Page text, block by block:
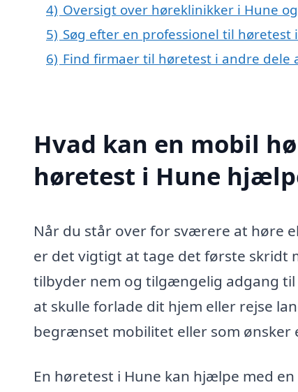
4) Oversigt over høreklinikker i Hune
5) Søg efter en professionel til
6) Find firmaer til høretest i andre dele
Hvad kan en mobil
høretest i Hune
Når du står over for sværere at høre
er det vigtigt at tage det første skridt
tilbyder nem og tilgængelig adgang
at skulle forlade dit hjem eller rejse
begrænset mobilitet eller som
En høretest i Hune kan hjælpe med